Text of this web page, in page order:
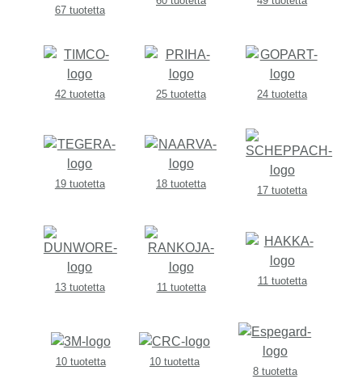
67 tuotetta
42 tuotetta 25 tuotetta 24 tuotetta
19 tuotetta 18 tuotetta
17 tuotetta
13 tuotetta 11 tuotetta
11 tuotetta
10 tuotetta
10 tuotetta
8 tuotetta